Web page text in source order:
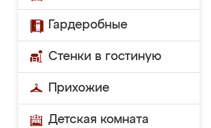
Гардеробные
Стенки в гостиную
Прихожие
Детская комната